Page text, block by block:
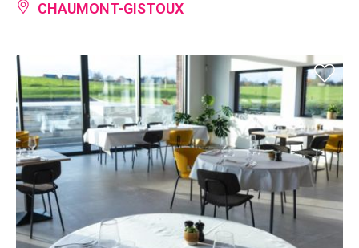
CHAUMONT-GISTOUX